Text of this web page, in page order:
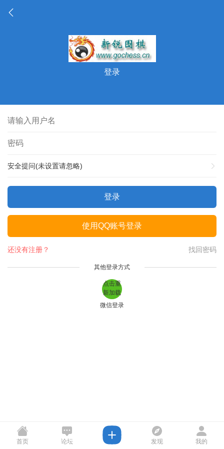
登录
安全提问(未设置请忽略)
登录
使用QQ账号登录
找回密码
还没有注册？
其他登录方式
点击重
新加载
微信登录
首页 论坛 发现 我的